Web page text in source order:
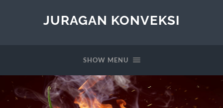
JURAGAN KONVEKSI
SHOW MENU